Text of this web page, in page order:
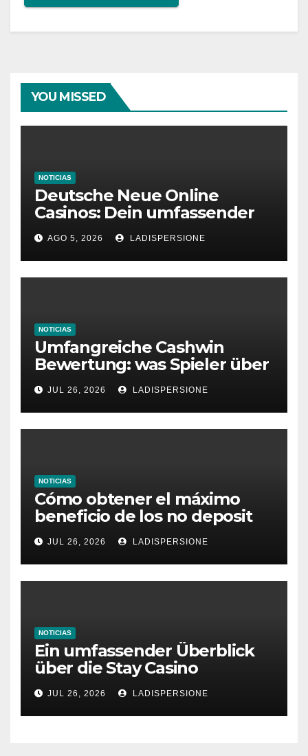
YOU MISSED
NOTICIAS
Deutsche Neue Online
Casinos: Dein umfassender
Ratgeber für moderne
Glücksspielplattformen
AGO 5, 2026 LADISPERSIONE
NOTICIAS
Umfangreiche Cashwin
Bewertung: was Spieler über
dieses Casino denken
JUL 26, 2026 LADISPERSIONE
NOTICIAS
Cómo obtener el máximo
beneficio de los no deposit
bonus codes de roby casino
JUL 26, 2026 LADISPERSIONE
NOTICIAS
Ein umfassender Überblick
über die Stay Casino
Bonusbedingungen
JUL 26, 2026 LADISPERSIONE